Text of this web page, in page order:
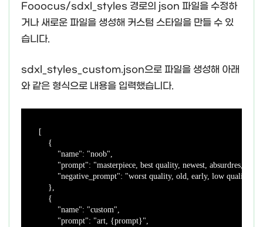
Fooocus/sdxl_styles 경로의 json 파일을 수정하
거나 새로운 파일을 생성해 커스텀 스타일을 만들 수 있
습니다.
sdxl_styles_custom.json으로 파일을 생성해 아래
와 같은 형식으로 내용을 입력했습니다.
[
    {
        "name": "noob",
"prompt": "masterpiece, best quality, newest, absurdres,
"negative_prompt": "worst quality, old, early, low
    },
    {
        "name": "custom",
        "prompt": "art, {prompt}",